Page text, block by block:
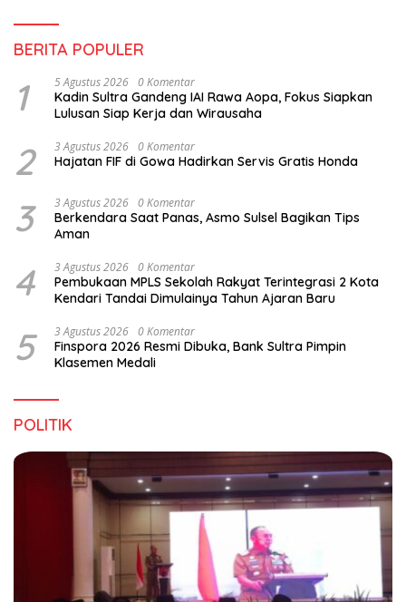
BERITA POPULER
1 5 Agustus 2026 0 Komentar
Kadin Sultra Gandeng IAI Rawa Aopa, Fokus Siapkan
Lulusan Siap Kerja dan Wirausaha
2 3 Agustus 2026 0 Komentar
Hajatan FIF di Gowa Hadirkan Servis Gratis Honda
3 3 Agustus 2026 0 Komentar
Berkendara Saat Panas, Asmo Sulsel Bagikan Tips
Aman
4 3 Agustus 2026 0 Komentar
Pembukaan MPLS Sekolah Rakyat Terintegrasi 2 Kota
Kendari Tandai Dimulainya Tahun Ajaran Baru
5 3 Agustus 2026 0 Komentar
Finspora 2026 Resmi Dibuka, Bank Sultra Pimpin
Klasemen Medali
POLITIK